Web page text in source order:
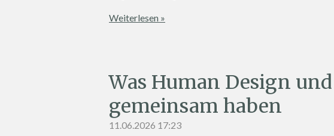
Weiterlesen »
Was Human Design
gemeinsam haben
11.06.2026 17:23